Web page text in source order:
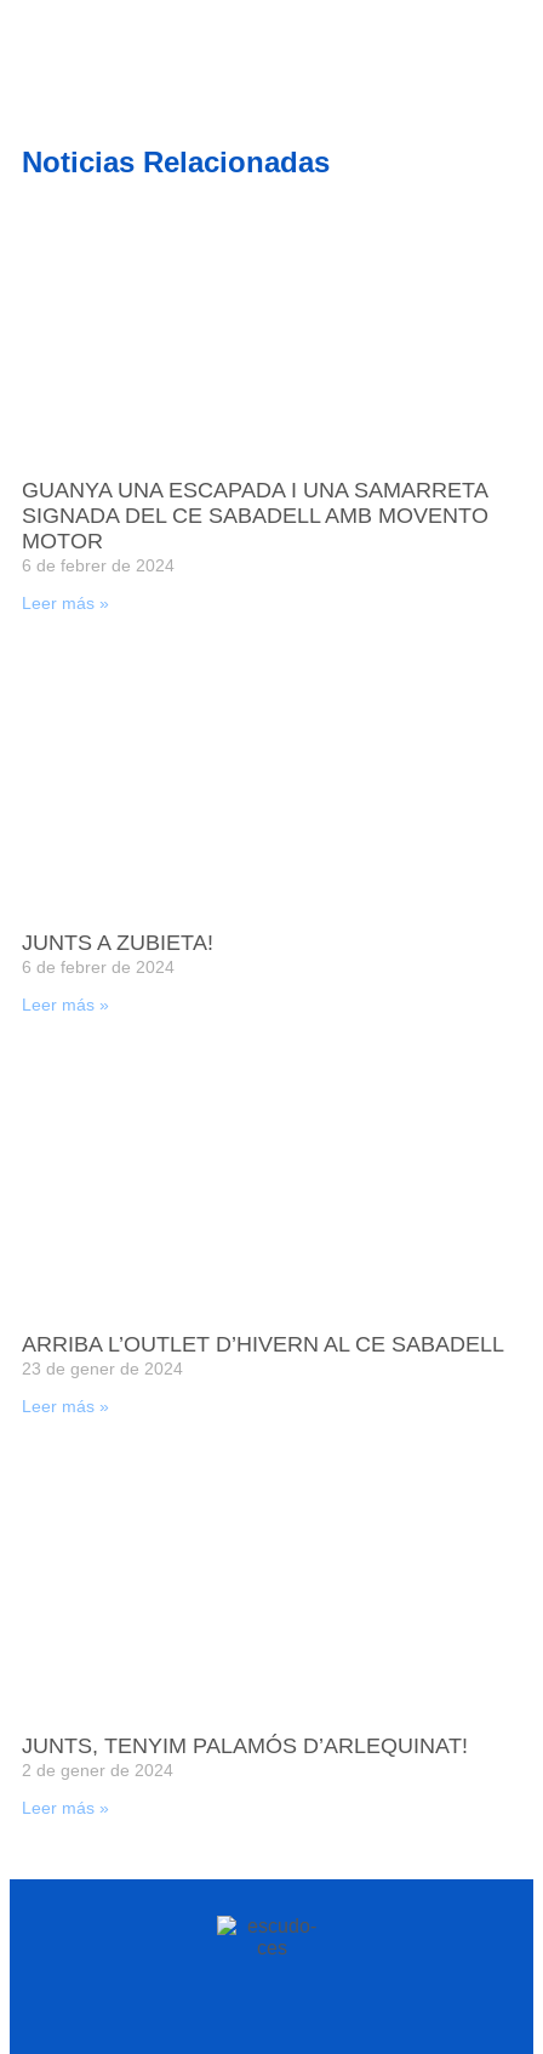
Noticias Relacionadas
GUANYA UNA ESCAPADA I UNA SAMARRETA
SIGNADA DEL CE SABADELL AMB MOVENTO
MOTOR
6 de febrer de 2024
Leer más »
JUNTS A ZUBIETA!
6 de febrer de 2024
Leer más »
ARRIBA L’OUTLET D’HIVERN AL CE SABADELL
23 de gener de 2024
Leer más »
JUNTS, TENYIM PALAMÓS D’ARLEQUINAT!
2 de gener de 2024
Leer más »